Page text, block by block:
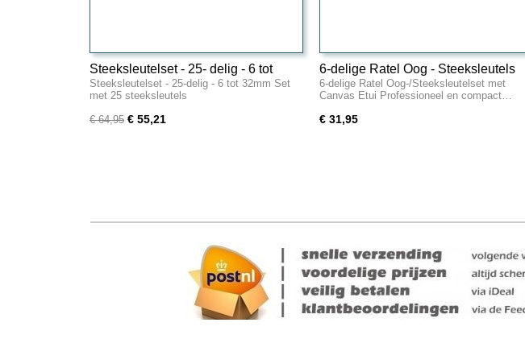
Steeksleutelset - 25- delig - 6 tot
32mm
Steeksleutelset - 25-delig - 6 tot 32mm Set
met 25 steeksleutels
€ 64,95 € 55,21
6-delige Ratel Oog - Steeksleutels
met Canvas Etui
6-delige Ratel Oog-/Steeksleutelset met
Canvas Etui Professioneel en compact…
€ 31,95